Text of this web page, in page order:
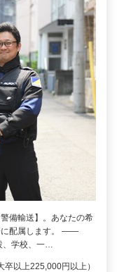
備輸送】。あなたの希
に配属します。 ――
学校、一…
以上225,000円以上）